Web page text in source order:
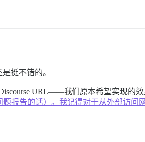
挺不错的。
URL——我们原本希望实现的
题报告的话）。我记得对于从外部访问